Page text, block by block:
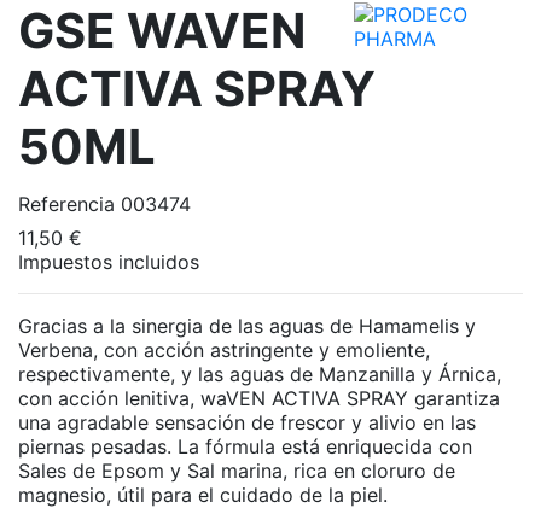
GSE WAVEN
ACTIVA SPRAY
50ML
Referencia 003474
11,50 €
Impuestos incluidos
Gracias a la sinergia de las aguas de Hamamelis y
Verbena, con acción astringente y emoliente,
respectivamente, y las aguas de Manzanilla y Árnica,
con acción lenitiva, waVEN ACTIVA SPRAY garantiza
una agradable sensación de frescor y alivio en las
piernas pesadas. La fórmula está enriquecida con
Sales de Epsom y Sal marina, rica en cloruro de
magnesio, útil para el cuidado de la piel.